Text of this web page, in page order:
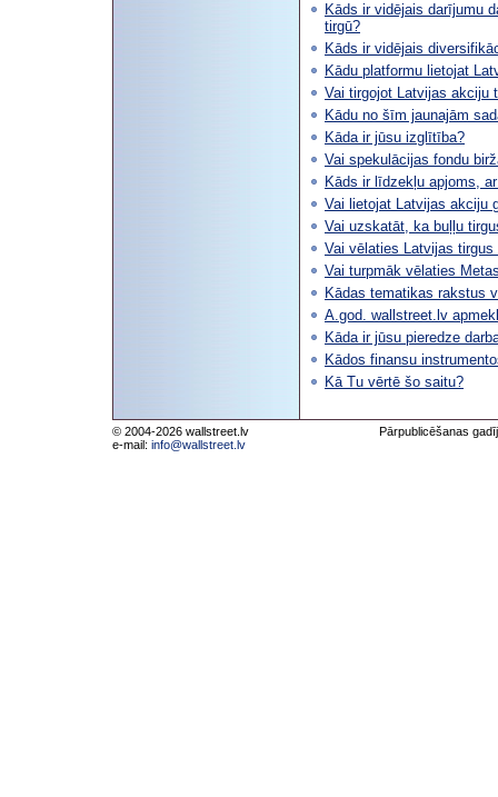
Kāds ir vidējais darījumu
tirgū?
Kāds ir vidējais
Kādu platformu lietojat
Vai tirgojot Latvijas akciju
Kādu no šīm jaunajām
Kāda ir jūsu izglītība?
Vai spekulācijas fondu
Kāds ir līdzekļu apjoms,
Vai lietojat Latvijas akciju
Vai uzskatāt, ka buļļu
Vai vēlaties Latvijas
Vai turpmāk vēlaties
Kādas tematikas rakstus
A.god. wallstreet.lv
Kāda ir jūsu pieredze
Kādos finansu
Kā Tu vērtē šo saitu?
© 2004-2026 wallstreet.lv
e-mail: info@wallstreet.lv
Pārpublicēšanas